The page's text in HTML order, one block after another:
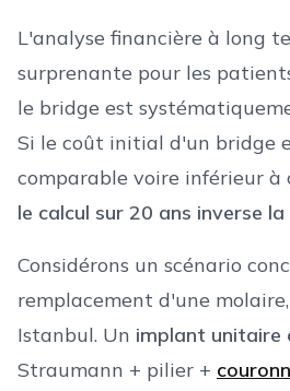
L'analyse financière à long
surprenante pour les
le bridge est
Si le coût initial d'un bridge
comparable voire inférieur à
le calcul sur 20 ans inverse la
Considérons un scénario
remplacement d'une
Istanbul. Un implant unitaire
Straumann + pilier +